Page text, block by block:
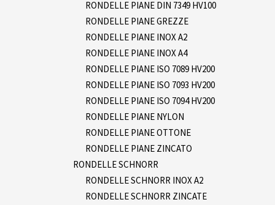
RONDELLE PIANE DIN 7349 HV100
RONDELLE PIANE GREZZE
RONDELLE PIANE INOX A2
RONDELLE PIANE INOX A4
RONDELLE PIANE ISO 7089 HV200
RONDELLE PIANE ISO 7093 HV200
RONDELLE PIANE ISO 7094 HV200
RONDELLE PIANE NYLON
RONDELLE PIANE OTTONE
RONDELLE PIANE ZINCATO
RONDELLE SCHNORR
RONDELLE SCHNORR INOX A2
RONDELLE SCHNORR ZINCATE